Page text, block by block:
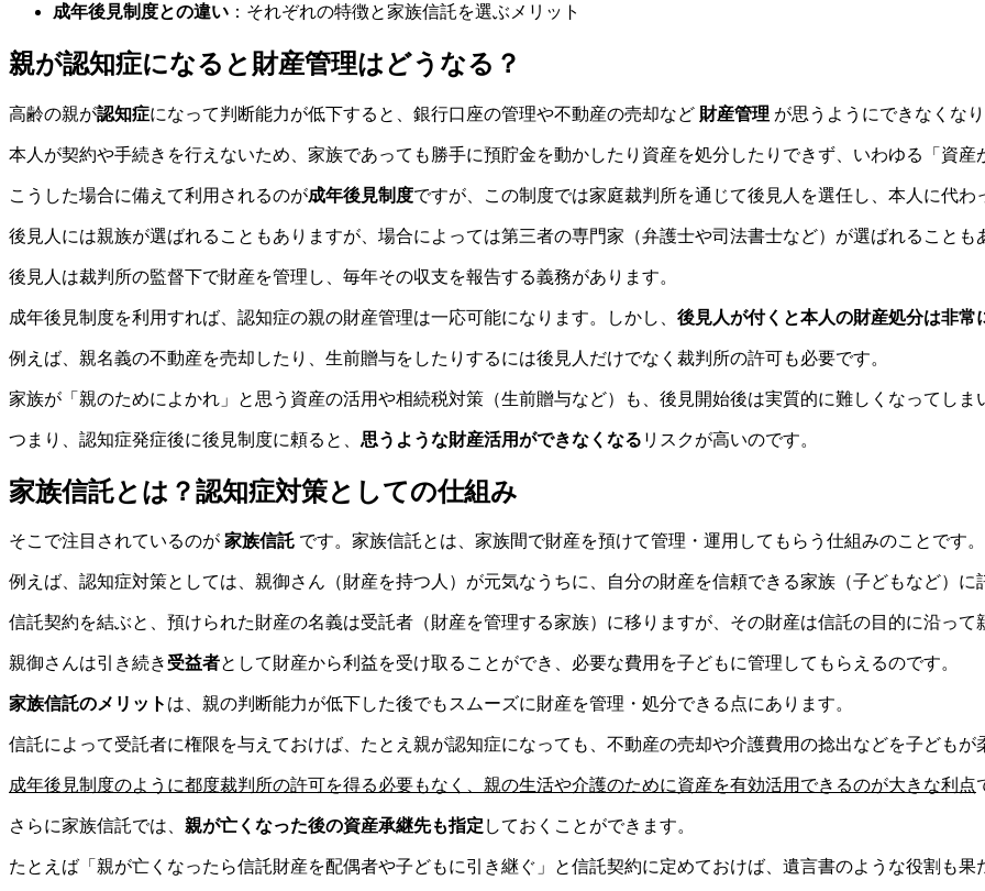
成年後見制度との違い ：それぞれの特徴と家族信託を選ぶメリット
親が認知症になると財産管理はどうなる？
高齢の親が認知症になって判断能力が低下すると、銀行口座の管理や不動産の売却など 財産管理 が思うようにできなくなり
本人が契約や手続きを行えないため、家族であっても勝手に預貯金を動かしたり資産を処分したりできず、いわゆる「資産
こうした場合に備えて利用されるのが成年後見制度ですが、この制度では家庭裁判所を通じて後見人を選任し、本人に代わ
後見人には親族が選ばれることもありますが、場合によっては第三者の専門家（弁護士や司法書士など）が選ばれることも
後見人は裁判所の監督下で財産を管理し、毎年その収支を報告する義務があります。
成年後見制度を利用すれば、認知症の親の財産管理は一応可能になります。しかし、 後見人が付くと本人の財産処分は非常
例えば、親名義の不動産を売却したり、生前贈与をしたりするには後見人だけでなく裁判所の許可も必要です。
家族が「親のためによかれ」と思う資産の活用や相続税対策（生前贈与など）も、後見開始後は実質的に難しくなってしま
つまり、認知症発症後に後見制度に頼ると、 思うような財産活用ができなくなる リスクが高いのです。
家族信託とは？認知症対策としての仕組み
そこで注目されているのが 家族信託 です。家族信託とは、家族間で財産を預けて管理・運用してもらう仕組みのことです。
例えば、認知症対策としては、親御さん（財産を持つ人）が元気なうちに、自分の財産を信頼できる家族（子どもなど）に
信託契約を結ぶと、預けられた財産の名義は受託者（財産を管理する家族）に移りますが、その財産は信託の目的に沿って
親御さんは引き続き 受益者として財産から利益を受け取ることができ、必要な費用を子どもに管理してもらえるのです。
家族信託のメリット は、親の判断能力が低下した後でもスムーズに財産を管理・処分できる点にあります。
信託によって受託者に権限を与えておけば、たとえ親が認知症になっても、不動産の売却や介護費用の捻出などを子どもが
成年後見制度のように都度裁判所の許可を得る必要もなく、親の生活や介護のために資産を有効活用できるのが大きな利点
さらに家族信託では、 親が亡くなった後の資産承継先も指定 しておくことができます。
たとえば「親が亡くなったら信託財産を配偶者や子どもに引き継ぐ」と信託契約に定めておけば、遺言書のような役割も果